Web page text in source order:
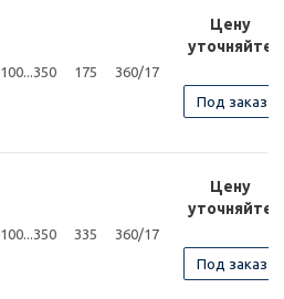
100...350 175 360/17
Цену
уточняйте
Под заказ
100...350 335 360/17
Цену
уточняйте
Под заказ